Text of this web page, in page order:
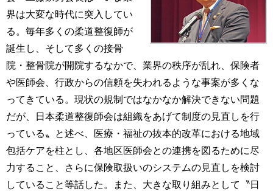
界は大変な時代に突入してい
る。毎年多くの柔道整復師が
誕生し、そして多くの接骨
院・整骨院が開院するなかで、業界の秩序が乱れ、保険者
や医師会、行政からの信頼を失われるような事案が多くな
ってきている。現状の規制ではなかなか解決できない問題
だが、日本柔道整復師会は組織をあげて制度の見直しを行
っている〟と述べ、医療・福祉の抜本的改革における地域
包括ケアを柱とし、各地区医師会との連携を図るために尽
力すること、さらに保険取扱いのシステムの見直しを検討
していること等話した。また、大きな取り組みとして〝日